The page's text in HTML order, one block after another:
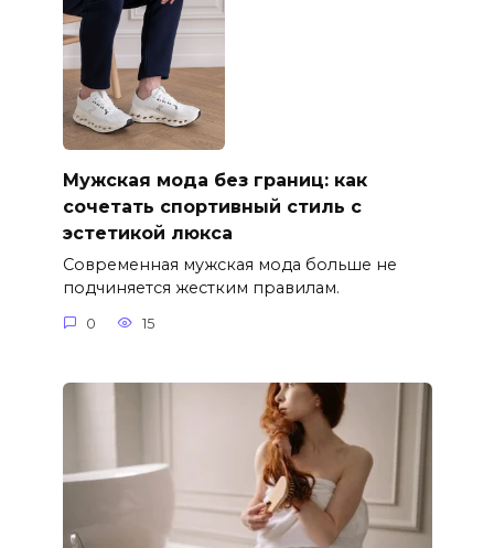
Мужская мода без границ: как
сочетать спортивный стиль с
эстетикой люкса
Современная мужская мода больше не
подчиняется жестким правилам.
0 15